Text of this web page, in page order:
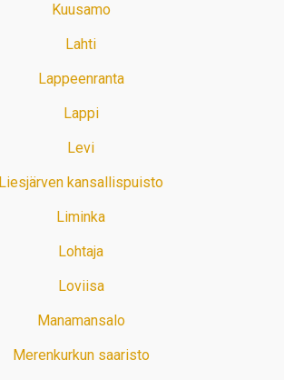
Kuusamo
Lahti
Lappeenranta
Lappi
Levi
Liesjärven kansallispuisto
Liminka
Lohtaja
Loviisa
Manamansalo
Merenkurkun saaristo